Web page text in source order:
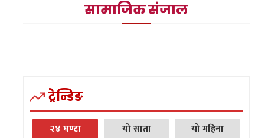
सामाजिक संजाल
ट्रेन्डिङ
२४ घण्टा यो साता यो महिना